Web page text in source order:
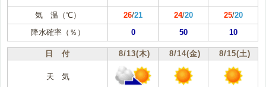
気 温（℃） 26/21 24/20 25/20
降水確率（％）
0 50 10
日 付 8/13(木) 8/14(金) 8/15(土)
天 気